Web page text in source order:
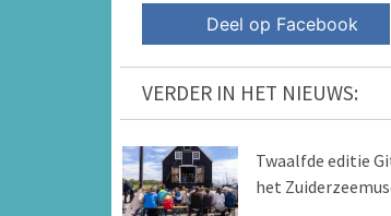
Deel op Facebook
VERDER IN HET NIEUWS:
Twaalfde editie
het